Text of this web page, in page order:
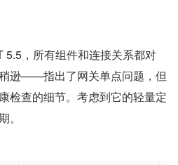
5.5，所有组件和连接关系都对
逊——指出了网关单点问题，但
检查的细节。考虑到它的轻量定